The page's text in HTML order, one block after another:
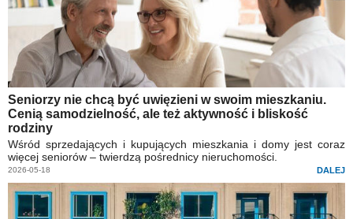
Seniorzy nie chcą być uwięzieni w swoim mieszkaniu.
Cenią samodzielność, ale też aktywność i bliskość
rodziny
Wśród sprzedających i kupujących mieszkania i domy jest coraz
więcej seniorów – twierdzą pośrednicy nieruchomości.
2026-05-18 DALEJ